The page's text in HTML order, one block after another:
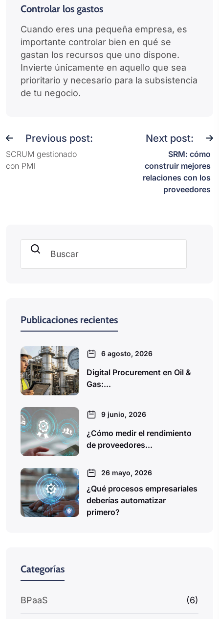
Controlar los gastos
Cuando eres una pequeña empresa, es
importante controlar bien en qué se
gastan los recursos que uno dispone.
Invierte únicamente en aquello que sea
prioritario y necesario para la subsistencia
de tu negocio.
Previous post:
SCRUM gestionado
con PMI
Next post:
SRM: cómo
construir mejores
relaciones con los
proveedores
Buscar
Publicaciones recientes
6 agosto, 2026
Digital Procurement en Oil &
Gas:...
9 junio, 2026
¿Cómo medir el rendimiento
de proveedores...
26 mayo, 2026
¿Qué procesos empresariales
deberías automatizar
primero?
Categorías
BPaaS (6)